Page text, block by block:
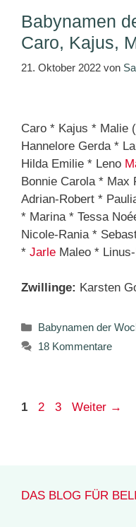
Babynamen
Caro, Kajus,
21. Oktober 2022 von
Caro * Kajus * Malie
Hannelore Gerda *
Hilda Emilie * Leno
Bonnie Carola * Max
Adrian-Robert *
* Marina * Tessa
Nicole-Rania *
* Jarle Maleo *
Zwillinge: Karsten
Kategorien
Babynamen der
18 Kommentare
Seite
1 Seite
2 Seite
3 Weiter →
DAS BLOG FÜR